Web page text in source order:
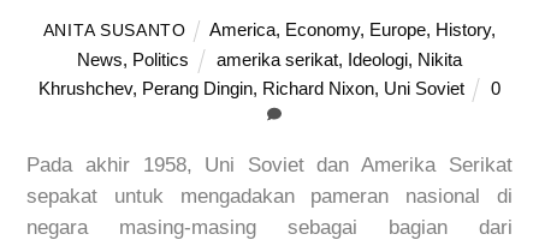
ANITA SUSANTO America, Economy, Europe, History,
News, Politics amerika serikat, Ideologi, Nikita
Khrushchev, Perang Dingin, Richard Nixon, Uni Soviet 0
Pada akhir 1958, Uni Soviet dan Amerika Serikat
sepakat untuk mengadakan pameran nasional di
negara masing-masing sebagai bagian dari